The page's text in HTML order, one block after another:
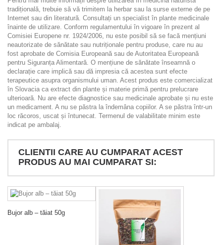
tradițională, trebuie să vă trimitem la herbar sau la surse externe de pe
Internet sau din literatură. Consultați un specialist în plante medicinale
înainte de utilizare. Conform regulamentului în vigoare în prezent al
Comisiei Europene nr. 1924/2006, nu este posibil să se facă mențiuni
neautorizate de sănătate sau nutriționale pentru produse, care nu au
fost aprobate de Comisia Europeană sau de Autoritatea Europeană
pentru Siguranța Alimentară. O mențiune de sănătate înseamnă o
declarație care implică sau dă impresia că acestea sunt efecte
terapeutice asupra organismului uman. Acest produs este comercializat
în Slovacia ca extract din plante și materie primă pentru prelucrare
ulterioară. Nu are efecte diagnostice sau medicinale aprobate și nu este
un medicament. A nu se păstra la îndemâna copiilor. A se păstra într-un
loc răcoros, uscat și întunecat. Termenul de valabilitate minim este
indicat pe ambalaj.
CLIENTII CARE AU CUMPARAT ACEST
PRODUS AU MAI CUMPARAT SI:
Bujor alb – tăiat 50g